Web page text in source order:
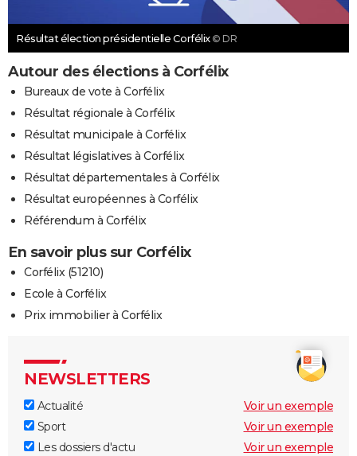
Résultat élection présidentielle Corfélix © DR
Autour des élections à Corfélix
Bureaux de vote à Corfélix
Résultat régionale à Corfélix
Résultat municipale à Corfélix
Résultat législatives à Corfélix
Résultat départementales à Corfélix
Résultat européennes à Corfélix
Référendum à Corfélix
En savoir plus sur Corfélix
Corfélix (51210)
Ecole à Corfélix
Prix immobilier à Corfélix
NEWSLETTERS
Actualité
Voir un exemple
Sport
Voir un exemple
Les dossiers d'actu
Voir un exemple